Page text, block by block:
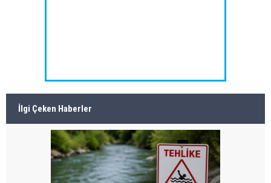
İlgi Çeken Haberler